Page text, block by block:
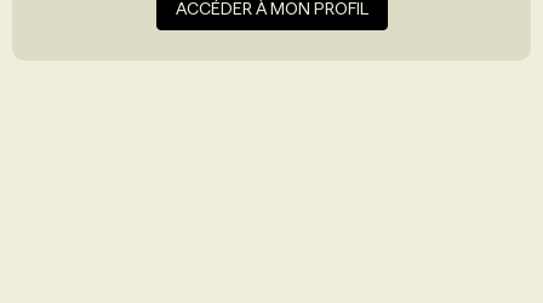
ACCÉDER À MON PROFIL